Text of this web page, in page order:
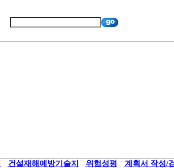
건설재해예방기술지
위험성평
계획서 작성/검